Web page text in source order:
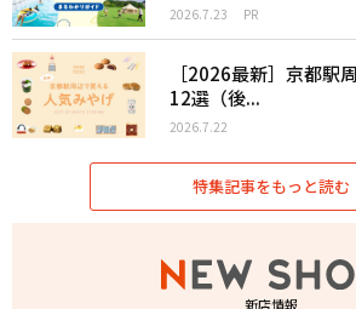
2026.7.23 PR
［2026最新］京都駅
12選（後...
2026.7.22
特集記事をもっと読む
新店情報